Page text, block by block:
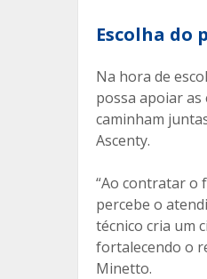
Escolha do
Na hora de
possa apoiar
caminham
Ascenty.
“Ao contratar o
percebe o
técnico cria um
fortalecendo o
Minetto.